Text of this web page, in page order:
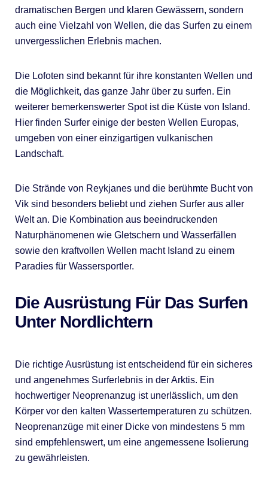
dramatischen Bergen und klaren Gewässern, sondern
auch eine Vielzahl von Wellen, die das Surfen zu einem
unvergesslichen Erlebnis machen.
Die Lofoten sind bekannt für ihre konstanten Wellen und
die Möglichkeit, das ganze Jahr über zu surfen. Ein
weiterer bemerkenswerter Spot ist die Küste von Island.
Hier finden Surfer einige der besten Wellen Europas,
umgeben von einer einzigartigen vulkanischen
Landschaft.
Die Strände von Reykjanes und die berühmte Bucht von
Vik sind besonders beliebt und ziehen Surfer aus aller
Welt an. Die Kombination aus beeindruckenden
Naturphänomenen wie Gletschern und Wasserfällen
sowie den kraftvollen Wellen macht Island zu einem
Paradies für Wassersportler.
Die Ausrüstung Für Das Surfen
Unter Nordlichtern
Die richtige Ausrüstung ist entscheidend für ein sicheres
und angenehmes Surferlebnis in der Arktis. Ein
hochwertiger Neoprenanzug ist unerlässlich, um den
Körper vor den kalten Wassertemperaturen zu schützen.
Neoprenanzüge mit einer Dicke von mindestens 5 mm
sind empfehlenswert, um eine angemessene Isolierung
zu gewährleisten.